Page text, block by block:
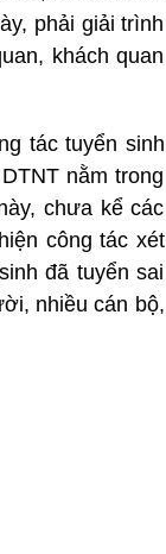
phải giải trình
khách quan
tác tuyển sinh
nằm trong
chưa kể các
công tác xét
đã tuyển sai
nhiều cán bộ,